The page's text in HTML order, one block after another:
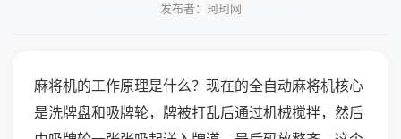
发布者：珂珂网
麻将机的工作原理是什么？现在的全自动麻将机核心
是洗牌盘和吸牌轮，牌被打乱后通过机械搅拌，然后